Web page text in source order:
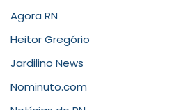
Agora RN
Heitor Gregório
Jardilino News
Nominuto.com